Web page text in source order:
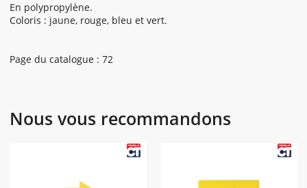
En polypropylène.
Coloris : jaune, rouge, bleu et vert.
Page du catalogue : 72
Nous vous recommandons